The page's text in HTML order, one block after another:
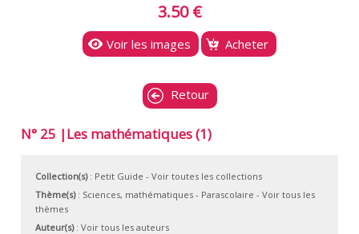
3.50 €
Voir les images Acheter
Retour
N° 25 |Les mathématiques (1)
Collection(s): Petit Guide - Voir toutes les collections
Thème(s): Sciences, mathématiques- Parascolaire - Voir tous les
thèmes
Auteur(s): Voir tous les auteurs